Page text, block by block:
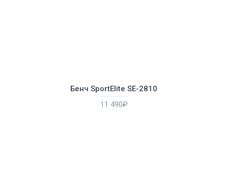
Бенч SportElite SE-2810
11 490₽